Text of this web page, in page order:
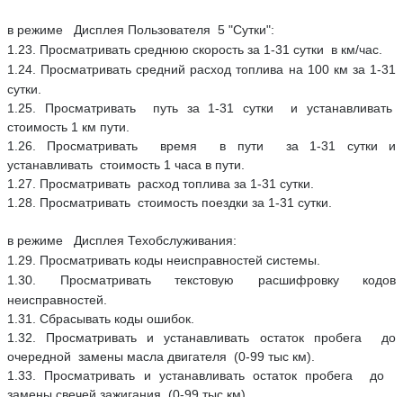
в режиме Дисплея Пользователя 5 "Сутки":
1.23. Просматривать среднюю скорость за 1-31 сутки в км/час.
1.24. Просматривать средний расход топлива на 100 км за 1-31
сутки.
1.25. Просматривать путь за 1-31 сутки и устанавливать
стоимость 1 км пути.
1.26. Просматривать время в пути за 1-31 сутки и
устанавливать стоимость 1 часа в пути.
1.27. Просматривать расход топлива за 1-31 сутки.
1.28. Просматривать стоимость поездки за 1-31 сутки.
в режиме Дисплея Техобслуживания:
1.29. Просматривать коды неисправностей системы.
1.30. Просматривать текстовую расшифровку кодов
неисправностей.
1.31. Сбрасывать коды ошибок.
1.32. Просматривать и устанавливать остаток пробега до
очередной замены масла двигателя (0-99 тыс км).
1.33. Просматривать и устанавливать остаток пробега до